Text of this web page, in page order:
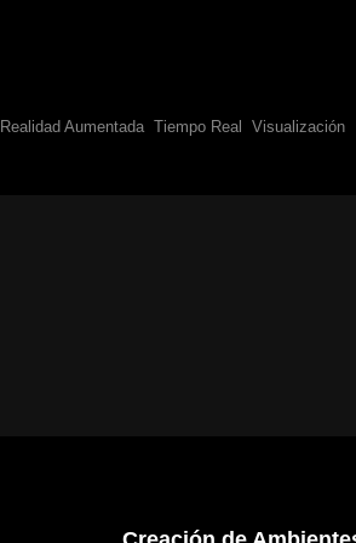
Realidad Aumentada Tiempo Real Visualización